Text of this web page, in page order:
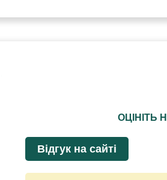
ОЦІНІТЬ
Відгук на сайті